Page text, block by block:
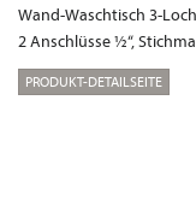
Wand-Waschtisch 3-
2 Anschlüsse ½“,
PRODUKT-DETAILSEITE